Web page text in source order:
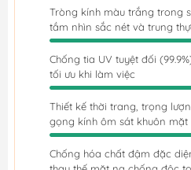
Tròng kính màu trắng trong
tầm nhìn sắc nét và trung
Chống tia UV tuyệt đối
tối ưu khi làm việc
Thiết kế thời trang, trọng
gọng kính ôm sát khuôn mặt
Chống hóa chất đậm đặc